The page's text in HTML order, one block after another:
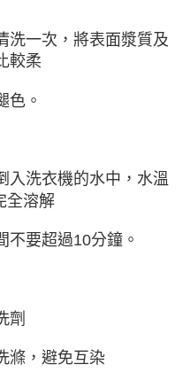
洗一次，將表面漿質及
較柔
色。
入洗衣機的水中，水溫
全溶解
不要超過10分鐘。
劑
滌，避免互染